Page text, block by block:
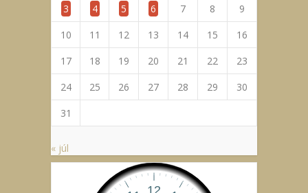
3
4 5 6 7 8
9
10
11 12 13 14 15
16
17
18 19 20 21 22
23
24
25 26 27 28 29
30
31
« júl